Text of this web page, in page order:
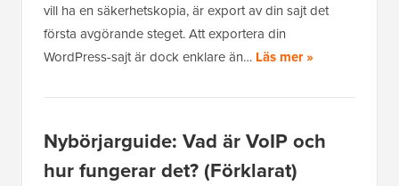
vill ha en säkerhetskopia, är export av din sajt det
första avgörande steget. Att exportera din
WordPress-sajt är dock enklare än… Läs mer »
Nybörjarguide: Vad är VoIP och
hur fungerar det? (Förklarat)